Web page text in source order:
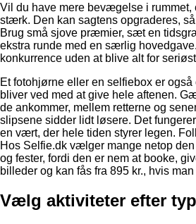
Vil du have mere bevægelse i rummet,
stærk. Den kan sagtens opgraderes,
Brug små sjove præmier, sæt en
ekstra runde med en særlig
konkurrence uden at blive alt for
Et fotohjørne eller en selfiebox er også
bliver ved med at give hele aftenen.
de ankommer, mellem retterne og
slipsene sidder lidt løsere. Det
en vært, der hele tiden styrer legen.
Hos Selfie.dk vælger mange netop
og fester, fordi den er nem at booke,
billeder og kan fås fra 895 kr., hvis
Vælg aktiviteter efter